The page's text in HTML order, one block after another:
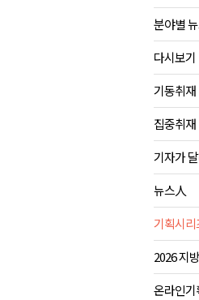
분야별
다시보기
기동취재
집중취재
기자가
뉴스人
기획시리
2026 지
온라인기